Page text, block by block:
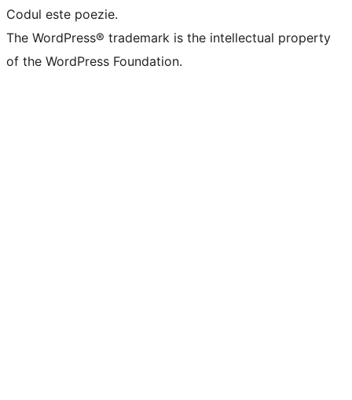
Codul este poezie.
The WordPress® trademark is the intellectual property
of the WordPress Foundation.